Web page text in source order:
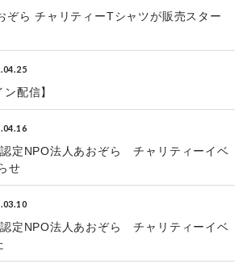
ぞら チャリティーTシャツが販売スター
配信】
定NPO法人あおぞら チャリティーイベ
せ
定NPO法人あおぞら チャリティーイベ